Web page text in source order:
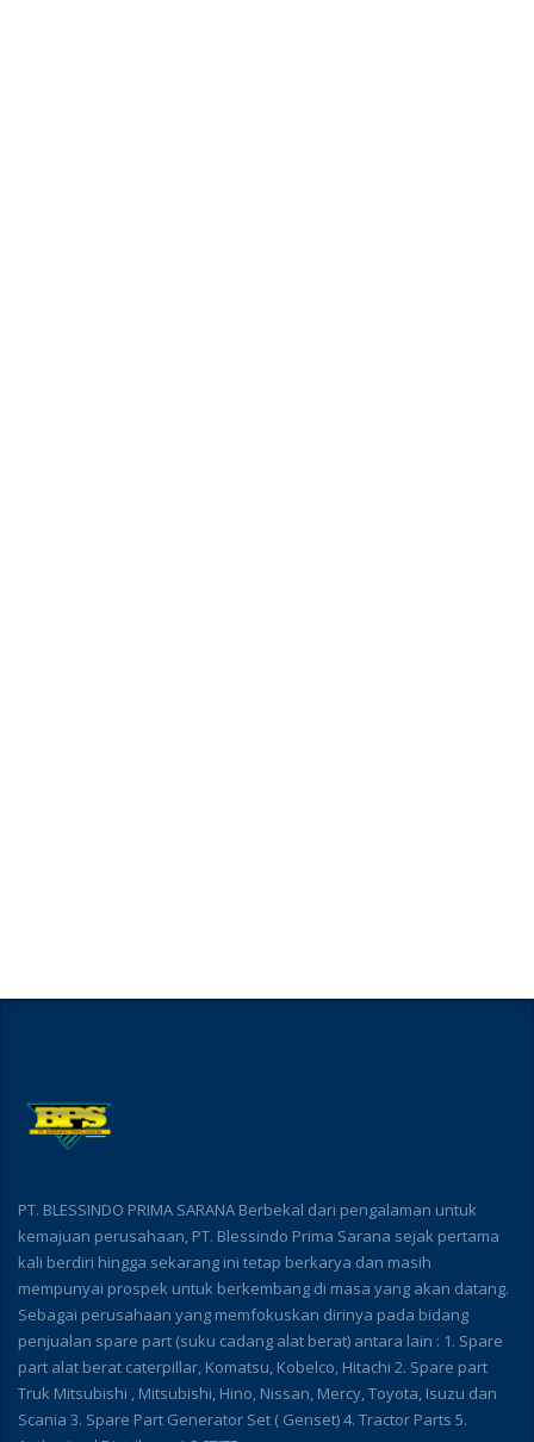
PT. BLESSINDO PRIMA SARANA Berbekal dari pengalaman untuk
kemajuan perusahaan, PT. Blessindo Prima Sarana sejak pertama
kali berdiri hingga sekarang ini tetap berkarya dan masih
mempunyai prospek untuk berkembang di masa yang akan datang.
Sebagai perusahaan yang memfokuskan dirinya pada bidang
penjualan spare part (suku cadang alat berat) antara lain : 1. Spare
part alat berat caterpillar, Komatsu, Kobelco, Hitachi 2. Spare part
Truk Mitsubishi , Mitsubishi, Hino, Nissan, Mercy, Toyota, Isuzu dan
Scania 3. Spare Part Generator Set ( Genset) 4. Tractor Parts 5.